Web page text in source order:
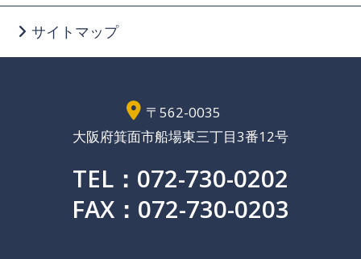
サイトマップ
〒562-0035
大阪府箕面市船場東三丁目3番12号
TEL：072-730-0202
FAX：072-730-0203